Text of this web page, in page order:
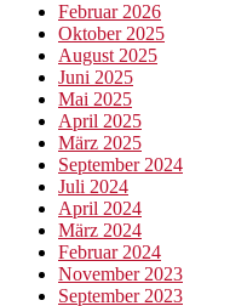
Februar 2026
Oktober 2025
August 2025
Juni 2025
Mai 2025
April 2025
März 2025
September 2024
Juli 2024
April 2024
März 2024
Februar 2024
November 2023
September 2023